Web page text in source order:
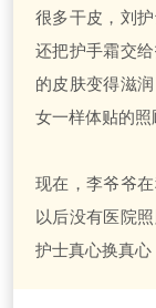
很多干皮，刘
还把护手霜交
的皮肤变得滋
女一样体贴的照
现在，李爷爷
以后没有医院
护士真心换真心